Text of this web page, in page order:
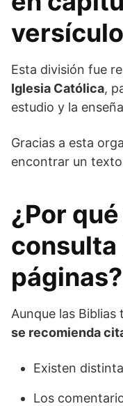
Esta división fue
Iglesia Católica,
estudio y la
Gracias a esta
encontrar un
¿Por
consulta
páginas?
Aunque las
se recomienda
Existen
Los